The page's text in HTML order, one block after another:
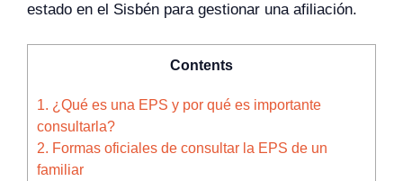
estado en el Sisbén para gestionar una afiliación.
Contents
1.
¿Qué es una EPS y por qué es importante
consultarla?
2. Formas oficiales de consultar la EPS de un
familiar